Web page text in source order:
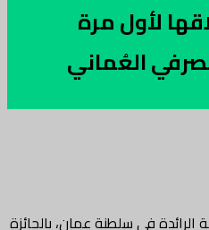
لأول مرة
العُماني
في سلطنة عمان، بالجائزة